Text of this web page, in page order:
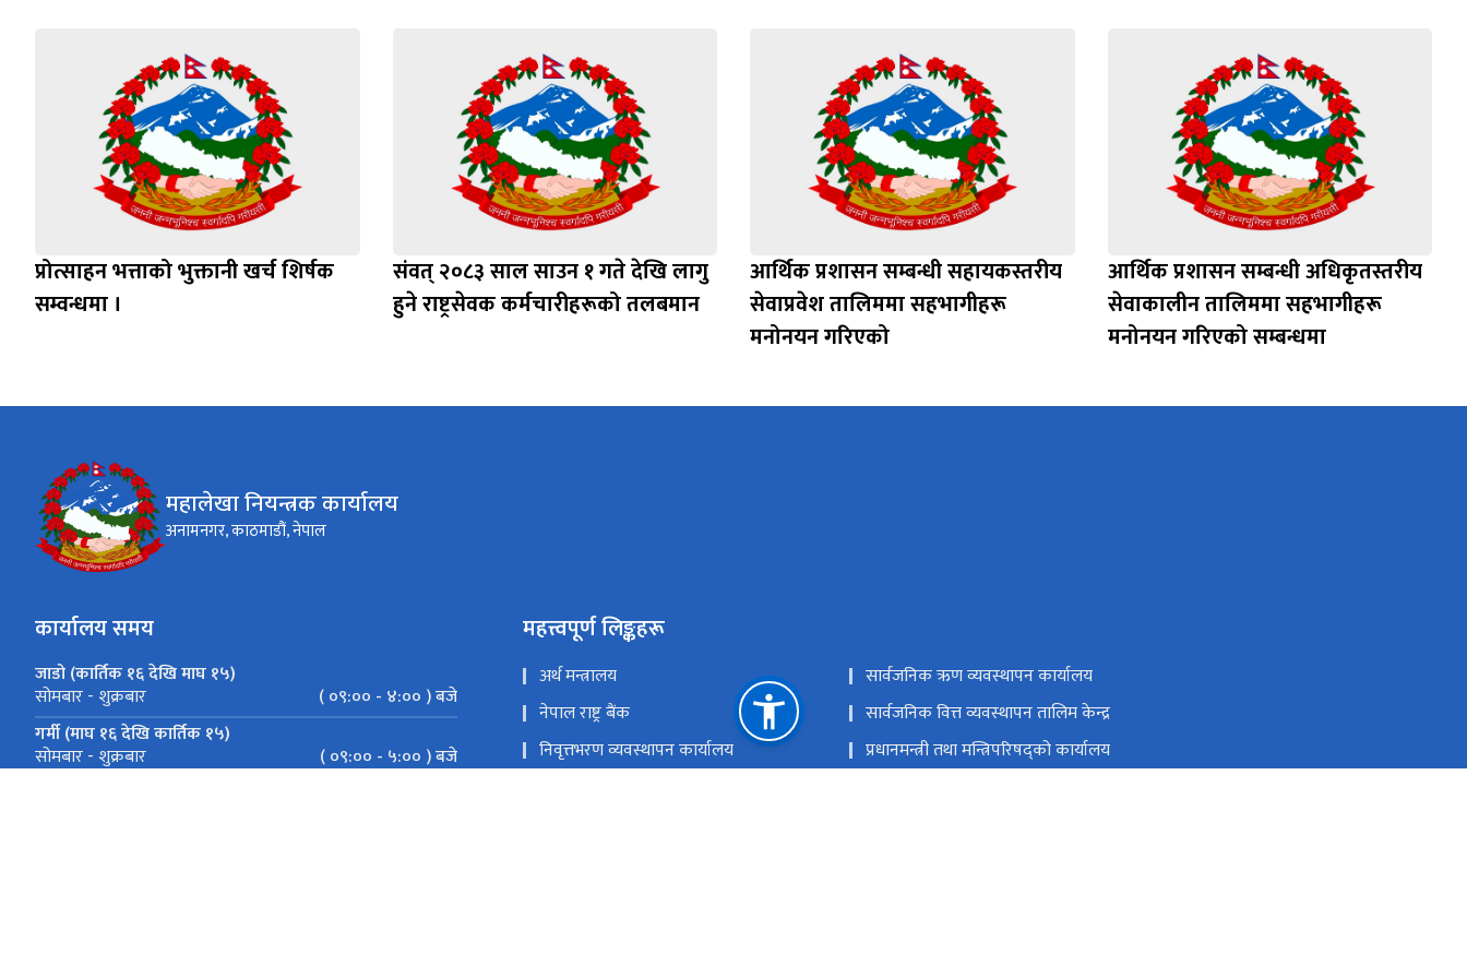
प्रोत्साहन भत्ताको भुक्तानी खर्च शिर्षक
सम्वन्धमा ।
संवत् २०८३ साल साउन १ गते देखि लागु
हुने राष्ट्रसेवक कर्मचारीहरूको तलबमान
आर्थिक प्रशासन सम्बन्धी सहायकस्तरीय
सेवाप्रवेश तालिममा सहभागीहरू
मनोनयन गरिएको
आर्थिक प्रशासन सम्बन्धी अधिकृतस्तरीय
सेवाकालीन तालिममा सहभागीहरू
मनोनयन गरिएको सम्बन्धमा
महालेखा नियन्त्रक कार्यालय
अनामनगर, काठमाडौं, नेपाल
कार्यालय समय
जाडो (कार्तिक १६ देखि माघ १५)
सोमबार - शुक्रबार
( ०९:०० - ४:०० ) बजे
गर्मी (माघ १६ देखि कार्तिक १५)
सोमबार - शुक्रबार ( ०९:०० - ५:०० ) बजे
महत्त्वपूर्ण लिङ्कहरू
अर्थ मन्त्रालय
सार्वजनिक ऋण व्यवस्थापन कार्यालय
नेपाल राष्ट्र बैंक
सार्वजनिक वित्त व्यवस्थापन तालिम केन्द्र
निवृत्तभरण व्यवस्थापन कार्यालय
प्रधानमन्त्री तथा मन्त्रिपरिषद्को कार्यालय